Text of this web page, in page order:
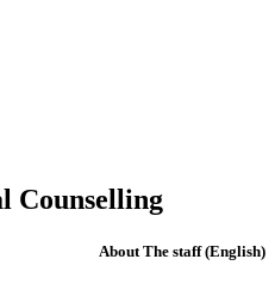
Counselling
(English) About The staff